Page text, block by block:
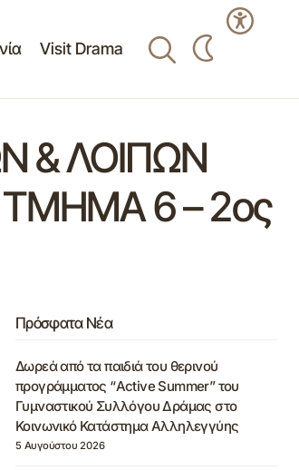
Visit Drama
& ΛΟΙΠΩΝ
6 – 2ος
Πρόσφατα Νέα
Δωρεά από τα παιδιά του θερινού
προγράμματος “Active Summer” του
Γυμναστικού Συλλόγου Δράμας στο
Κοινωνικό Κατάστημα Αλληλεγγύης
5 Αυγούστου 2026